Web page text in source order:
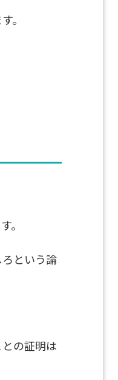
。
。
という論
の証明は